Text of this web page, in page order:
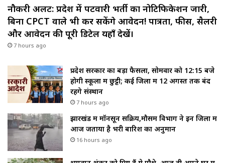
नौकरी अलर्ट: प्रदेश में पटवारी भर्ती का नोटिफिकेशन जारी,
बिना CPCT वाले भी कर सकेंगे आवेदन! पात्रता, फीस, सैलरी
और आवेदन की पूरी डिटेल यहाँ देखें।
7 hours ago
प्रदेश सरकार का बड़ा फैसला, सोमवार को 12:15 बजे
होगी स्कूलों में छुट्टी; कई जिलों में 12 अगस्त तक बंद
रहेंगे संस्थान
7 hours ago
झारखंड में मॉनसून सक्रिय,मौसम विभाग ने इन जिलों में
आज जताया है भरी बारिश का अनुमान
16 hours ago